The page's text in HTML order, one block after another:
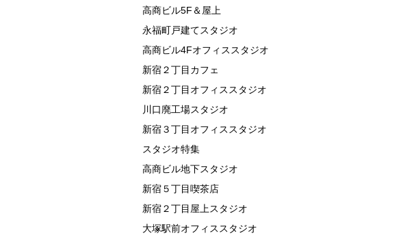
高商ビル5F＆屋上
永福町戸建てスタジオ
高商ビル4Fオフィススタジオ
新宿２丁目カフェ
新宿２丁目オフィススタジオ
川口廃工場スタジオ
新宿３丁目オフィススタジオ
スタジオ特集
高商ビル地下スタジオ
新宿５丁目喫茶店
新宿２丁目屋上スタジオ
大塚駅前オフィススタジオ